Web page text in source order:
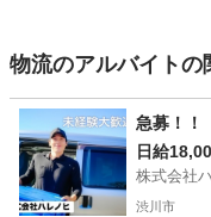
物流のアルバイトの
急募！！
日給
株式会社
渋川市